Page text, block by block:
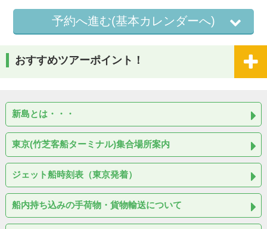
予約へ進む(基本カレンダーへ)
おすすめツアーポイント！
新島とは・・・
東京(竹芝客船ターミナル)集合場所案内
ジェット船時刻表（東京発着）
船内持ち込みの手荷物・貨物輸送について